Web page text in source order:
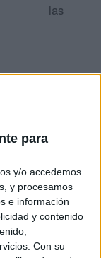
para
y/o accedemos
y procesamos
e información
y contenido
Con su
las
habiendo
mismos